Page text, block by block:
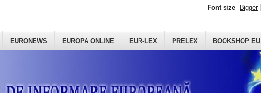
EURONEWS EUROPA ONLINE EUR-LEX PRELEX BOOKSHOP EU
Font size Bigger